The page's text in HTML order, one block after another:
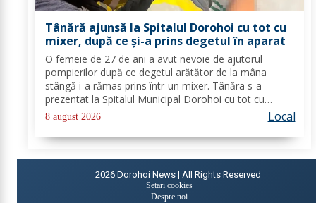
Tânără ajunsă la Spitalul Dorohoi cu tot cu
mixer, după ce și-a prins degetul în aparat
O femeie de 27 de ani a avut nevoie de ajutorul
pompierilor după ce degetul arătător de la mâna
stângă i-a rămas prins într-un mixer. Tânăra s-a
prezentat la Spitalul Municipal Dorohoi cu tot cu
aparatul electrocasnic, iar medicii au solicitat
intervenția salvatorilor. Pompierii din cadrul...
8 august 2026 Local
2026 Dorohoi News | All Rights Reserved
Setari cookies
Despre noi